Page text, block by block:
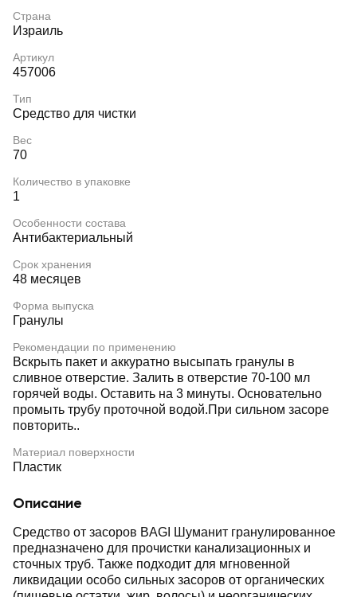
Страна
Израиль
Артикул
457006
Тип
Средство для чистки
Вес
70
Количество в упаковке
1
Особенности состава
Антибактериальный
Срок хранения
48 месяцев
Форма выпуска
Гранулы
Рекомендации по применению
Вскрыть пакет и аккуратно высыпать гранулы в
сливное отверстие. Залить в отверстие 70-100 мл
горячей воды. Оставить на 3 минуты. Основательно
промыть трубу проточной водой.При сильном засоре
повторить..
Материал поверхности
Пластик
Описание
Средство от засоров BAGI Шуманит гранулированное
предназначено для прочистки канализационных и
сточных труб. Также подходит для мгновенной
ликвидации особо сильных засоров от органических